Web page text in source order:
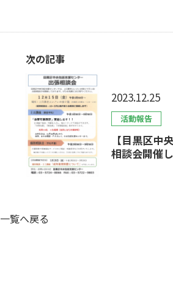
次の記事
2023.12.25
活動報告
【目黒区中
相談会開催
一覧へ戻る